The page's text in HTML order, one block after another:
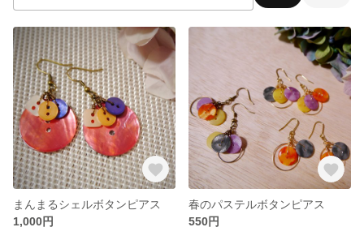
まんまるシェルボタンピアス
1,000円
春のパステルボタンピアス
550円